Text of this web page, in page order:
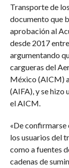
Transporte de
documento que
aprobación al
desde 2017
argumentando
cargueras del
México (AICM)
(AIFA), y se hizo
el AICM.
«De confirmarse
los usuarios del
como a fuentes
cadenas de